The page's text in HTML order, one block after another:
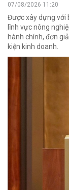
07/08/2026 11:20
Được xây dựng với
lĩnh vực nông
hành chính, đơn
kiện kinh doanh.